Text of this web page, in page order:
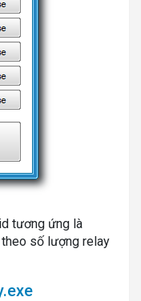
tương ứng là
số lượng relay